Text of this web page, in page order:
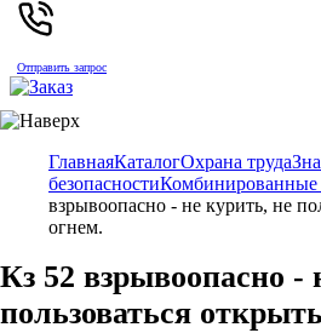
Отправить запрос
ГлавнаяКаталогОхрана труда
безопасностиКомбинированные
взрывоопасно - не курить, не
огнем.
Кз 52 взрывоопасно -
пользоваться